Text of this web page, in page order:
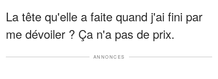
La tête qu'elle a faite quand j'ai fini par
me dévoiler ? Ça n'a pas de prix.
ANNONCES